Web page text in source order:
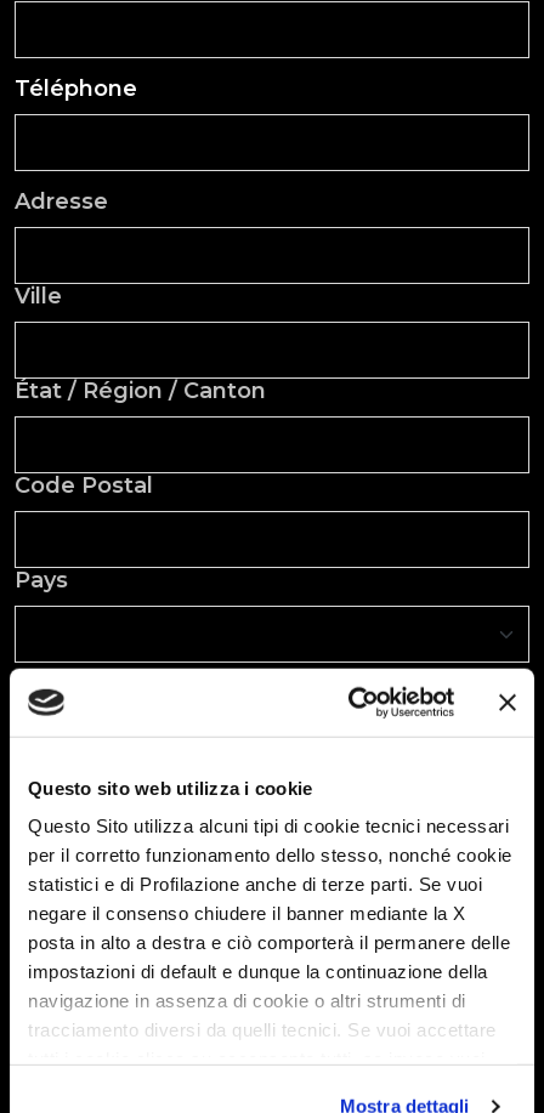
Questo sito web utilizza i cookie
Questo Sito utilizza alcuni tipi di cookie tecnici necessari
per il corretto funzionamento dello stesso, nonché cookie
statistici e di Profilazione anche di terze parti. Se vuoi
negare il consenso chiudere il banner mediante la X
posta in alto a destra e ciò comporterà il permanere delle
impostazioni di default e dunque la continuazione della
navigazione in assenza di cookie o altri strumenti di
tracciamento diversi da quelli tecnici. Se vuoi accettare
Mostra dettagli
Téléphone
Adresse
Adresse
Ville
État / Région / Canton
Code Postal
Pays
Comment pouvons-nous vous aider?
Informations sur le Traitement des données
à caractère personnel conformément à l’art.
13 du Règlement UE n° 679/2016
Conformément aux dispositions de l’art. 13 du Règlement
UE 2016/679 relatif à la protection des personnes physiques
personnel et à la libre circulation de ces données, la société